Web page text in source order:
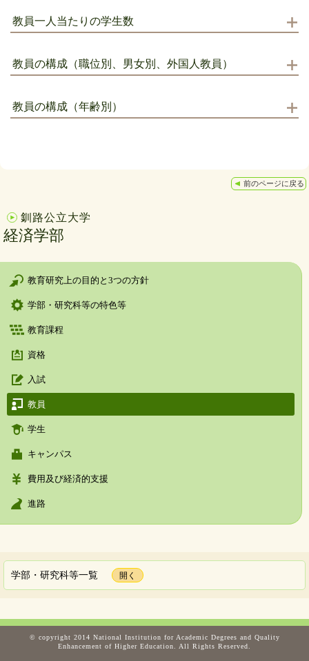
教員一人当たりの学生数
教員の構成（職位別、男女別、外国人教員）
教員の構成（年齢別）
前のページに戻る
釧路公立大学
経済学部
教育研究上の目的と3つの方針
学部・研究科等の特色等
教育課程
資格
入試
教員
学生
キャンパス
費用及び経済的支援
進路
学部・研究科等一覧
© copyright 2014 National Institution for Academic Degrees and Quality
Enhancement of Higher Education. All Rights Reserved.